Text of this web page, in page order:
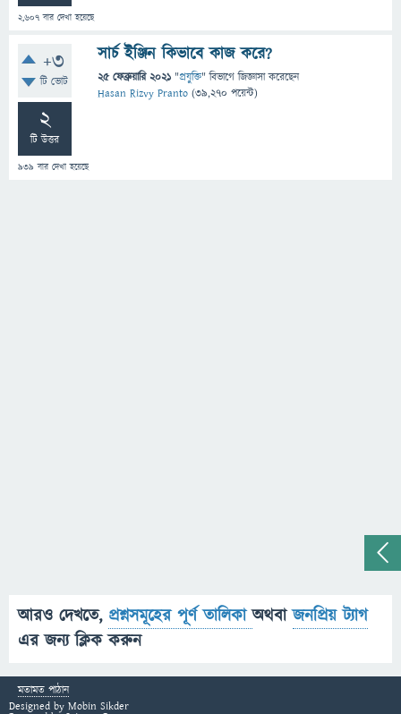
2,607 বার দেখা হয়েছে
+3
টি ভোট
2
টি উত্তর
939 বার দেখা হয়েছে
সার্চ ইঞ্জিন কিভাবে কাজ করে?
25 ফেব্রুয়ারি 2021 "প্রযুক্তি" বিভাগে জিজ্ঞাসাকরেছেন
Hasan Rizvy Pranto (39,270 পয়েন্ট)
আরও দেখতে, প্রশ্নসমূহের পূর্ণ তালিকাঅথবাজনপ্রিয় ট্যাগ
এর জন্য ক্লিক করুন
মতামত পাঠান
Designed by Mobin Sikder